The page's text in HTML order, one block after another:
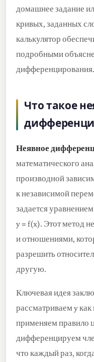
домашнее задание
кривых, заданных
калькулятор
подробными
дифференцирования.
Что такое
Неявное
математического
производной
к независимой
задается
y = f(x). Этот метод
и отношениями,
разрешить
другую.
Ключевая идея
рассматриваем y
применяем правило
дифференцируем
что каждый раз,